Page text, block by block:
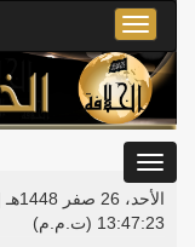
Toggle
navigation
الأحد، 26 صفر 1448هـ | 09 أغسطس 2026م |
13:47:24 (ت.م.م)